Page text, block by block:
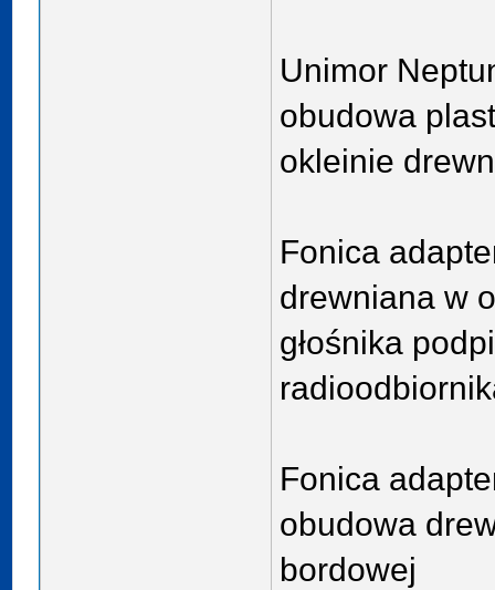
Unimor
obudowa
okleinie
Fonica
drewniana w
głośnika
Fonica
obudowa
bordowej